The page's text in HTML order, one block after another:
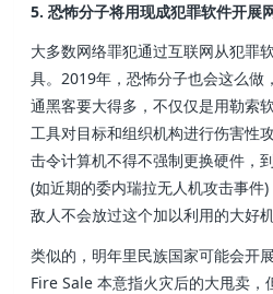
5. 恐怖分子将用现成犯罪软件开展
大多数网络罪犯通过互联网从犯罪
具。2019年，恐怖分子也会这么做
通黑客要大得多，不仅仅是用勒索
工具对目标和组织机构进行伤害性
击令计算机不得不强制更换硬件，
(如近期的委内瑞拉无人机攻击事件
敌人不会放过这个加以利用的大好机
类似的，明年里民族国家可能会开
Fire Sale 本意指火灾后的大甩卖